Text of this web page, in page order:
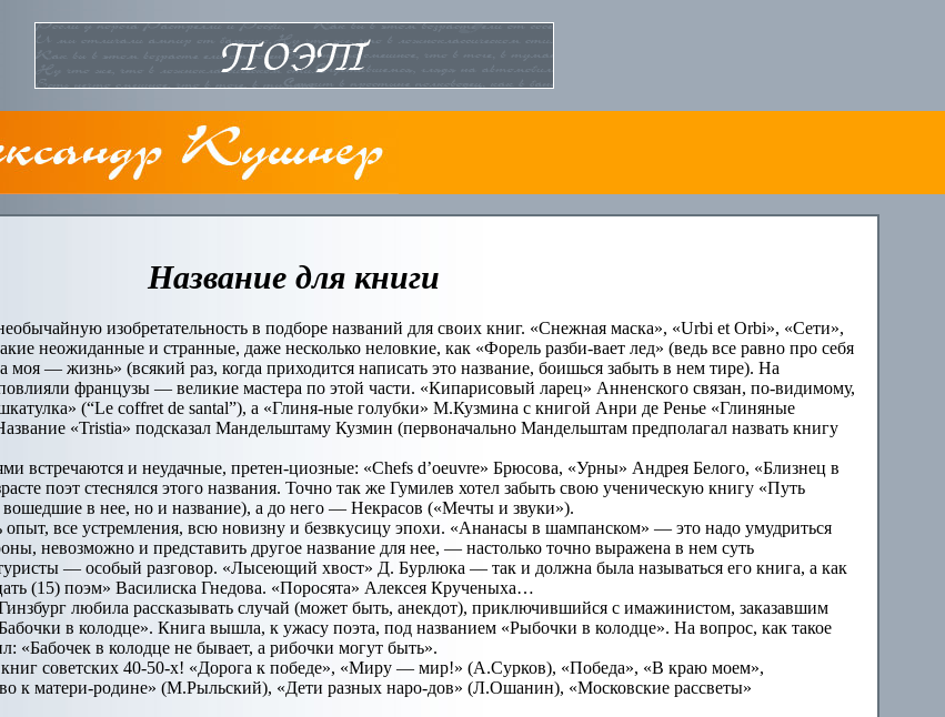
Название для книги
изобретательность в подборе названий для своих книг. «Снежная маска», «Urbi et Orbi», «Сети»,
неожиданные и странные, даже несколько неловкие, как «Форель разби-вает лед» (ведь все равно про себя
моя — жизнь» (всякий раз, когда приходится написать это название, боишься забыть в нем тире). На
французы — великие мастера по этой части. «Кипарисовый ларец» Анненского связан, по-видимому,
(“Le coffret de santal”), а «Глиня-ные голубки» М.Кузмина с книгой Анри де Ренье «Глиняные
«Tristia» подсказал Мандельштаму Кузмин (первоначально Мандельштам предполагал назвать книгу
встречаются и неудачные, претен-циозные: «Chefs d’oeuvre» Брюсова, «Урны» Андрея Белого, «Близнец в
поэт стеснялся этого названия. Точно так же Гумилев хотел забыть свою ученическую книгу «Путь
вошедшие в нее, но и название), а до него — Некрасов («Мечты и звуки»).
опыт, все устремления, всю новизну и безвкусицу эпохи. «Ананасы в шампанском» — это надо умудриться
невозможно и представить другое название для нее, — настолько точно выражена в нем суть
— особый разговор. «Лысеющий хвост» Д. Бурлюка — так и должна была называться его книга, а как
(15) поэм» Василиска Гнедова. «Поросята» Алексея Крученыха…
любила рассказывать случай (может быть, анекдот), приключившийся с имажинистом, заказавшим
в колодце». Книга вышла, к ужасу поэта, под названием «Рыбочки в колодце». На вопрос, как такое
«Бабочек в колодце не бывает, а рибочки могут быть».
книг советских 40-50-х! «Дорога к победе», «Миру — мир!» (А.Сурков), «Победа», «В краю моем»,
к матери-родине» (М.Рыльский), «Дети разных наро-дов» (Л.Ошанин), «Московские рассветы»